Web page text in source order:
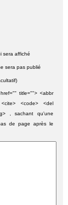
sera affiché
sera pas publié
title=""> <abbr
<code> <del
, sachant qu'une
de page après le